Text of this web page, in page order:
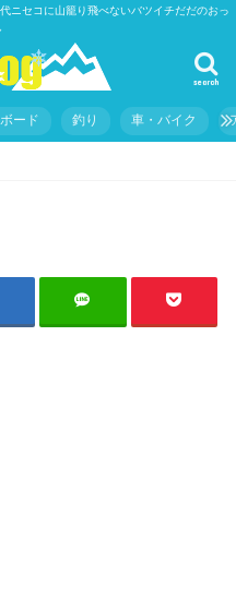
ニセコに山籠り飛べないバツイチだだのおっ
search
ード 釣り 車・バイク